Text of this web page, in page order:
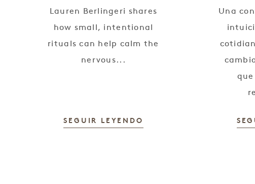
Lauren Berlingeri shares
how small, intentional
rituals can help calm the
nervous...
SEGUIR LEYENDO
Una